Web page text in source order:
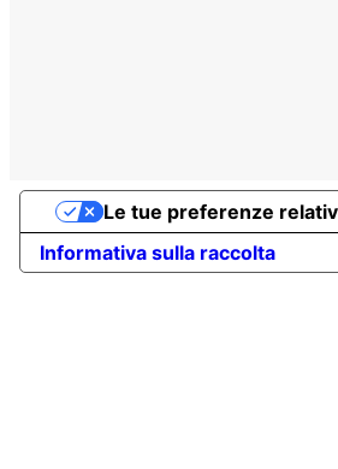
Informativa sulla raccolta
Le tue preferenze